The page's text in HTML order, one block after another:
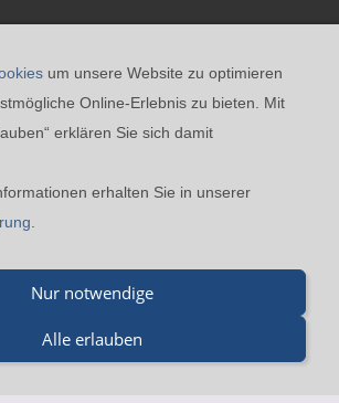
Hotline Cookies
Widerrufsrecht
Straße 19 - 76437 Rastatt - Tel.:
drucklufttechnik.de
um unsere Website zu optimieren
Online-Erlebnis zu bieten. Mit
erklären Sie sich damit
erhalten Sie in unserer
Nur notwendige
Alle erlauben